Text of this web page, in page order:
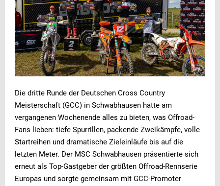
Die dritte Runde der Deutschen Cross Country
Meisterschaft (GCC) in Schwabhausen hatte am
vergangenen Wochenende alles zu bieten, was Offroad-
Fans lieben: tiefe Spurrillen, packende Zweikämpfe, volle
Startreihen und dramatische Zieleinläufe bis auf die
letzten Meter. Der MSC Schwabhausen präsentierte sich
erneut als Top-Gastgeber der größten Offroad-Rennserie
Europas und sorgte gemeinsam mit GCC-Promoter